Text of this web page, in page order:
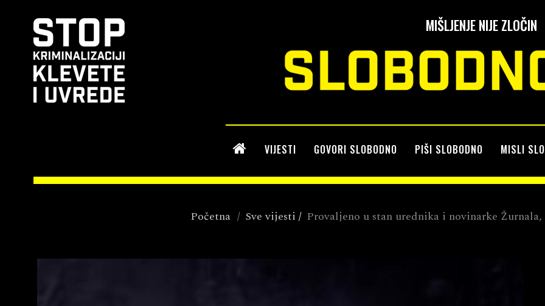
MIŠLJENJE NIJE ZLOČIN
VIJESTI GOVORI SLOBODNO PIŠI SLOBODNO MISLI
Početna / Sve vijesti / Provaljeno u stan urednika i novinarke